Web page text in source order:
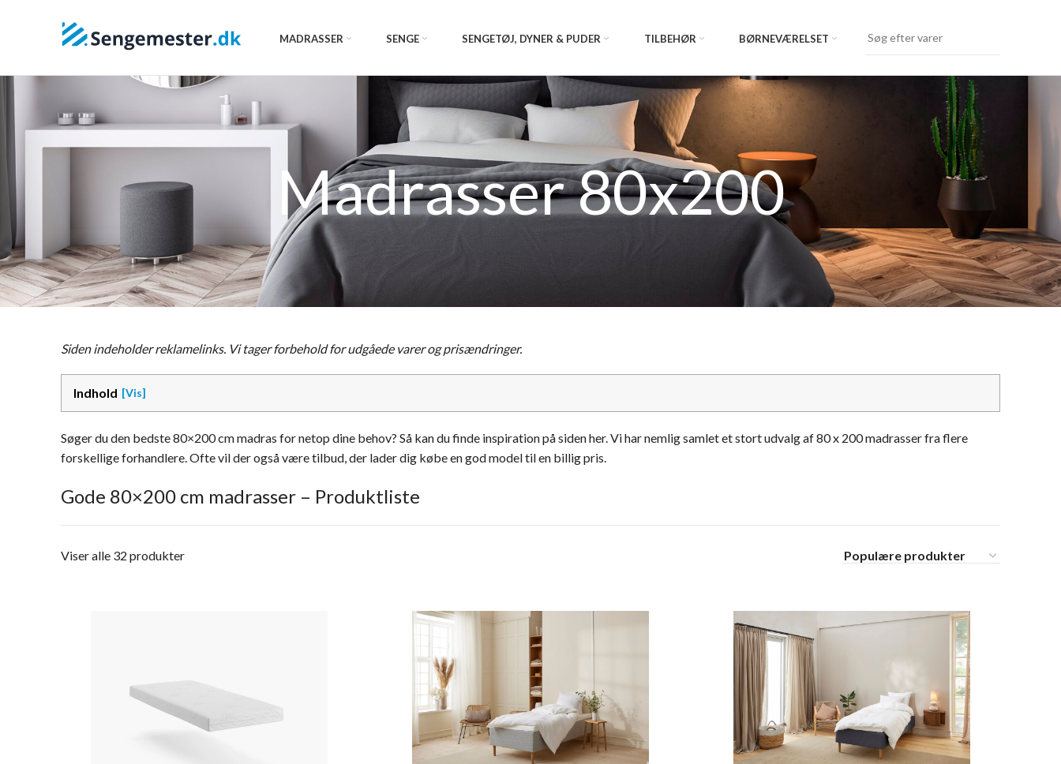
MADRASSER SENGE SENGETØJ, DYNER & PUDER TILBEHØR BØRNEVÆRELSET
Madrasser 80x200
Siden indeholder reklamelinks. Vi tager forbehold for udgåede varer og prisændringer.
Indhold
Søger du den bedste 80×200 cm madras for netop dine behov? Så kan du finde inspiration på siden her. Vi har nemlig samlet et stort udvalg af 80 x 200 madrasser fra flere
forskellige forhandlere. Ofte vil der også være tilbud, der lader dig købe en god model til en billig pris.
Gode 80×200 cm madrasser – Produktliste
Viser alle 32 produkter